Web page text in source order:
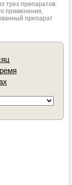
трех препаратов:
применения,
препарат